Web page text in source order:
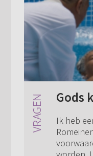
Gods
Ik heb